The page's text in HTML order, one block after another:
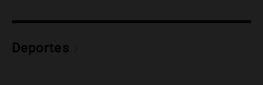
motociclista por intento de homicidio
Panorama Federal
Deportes